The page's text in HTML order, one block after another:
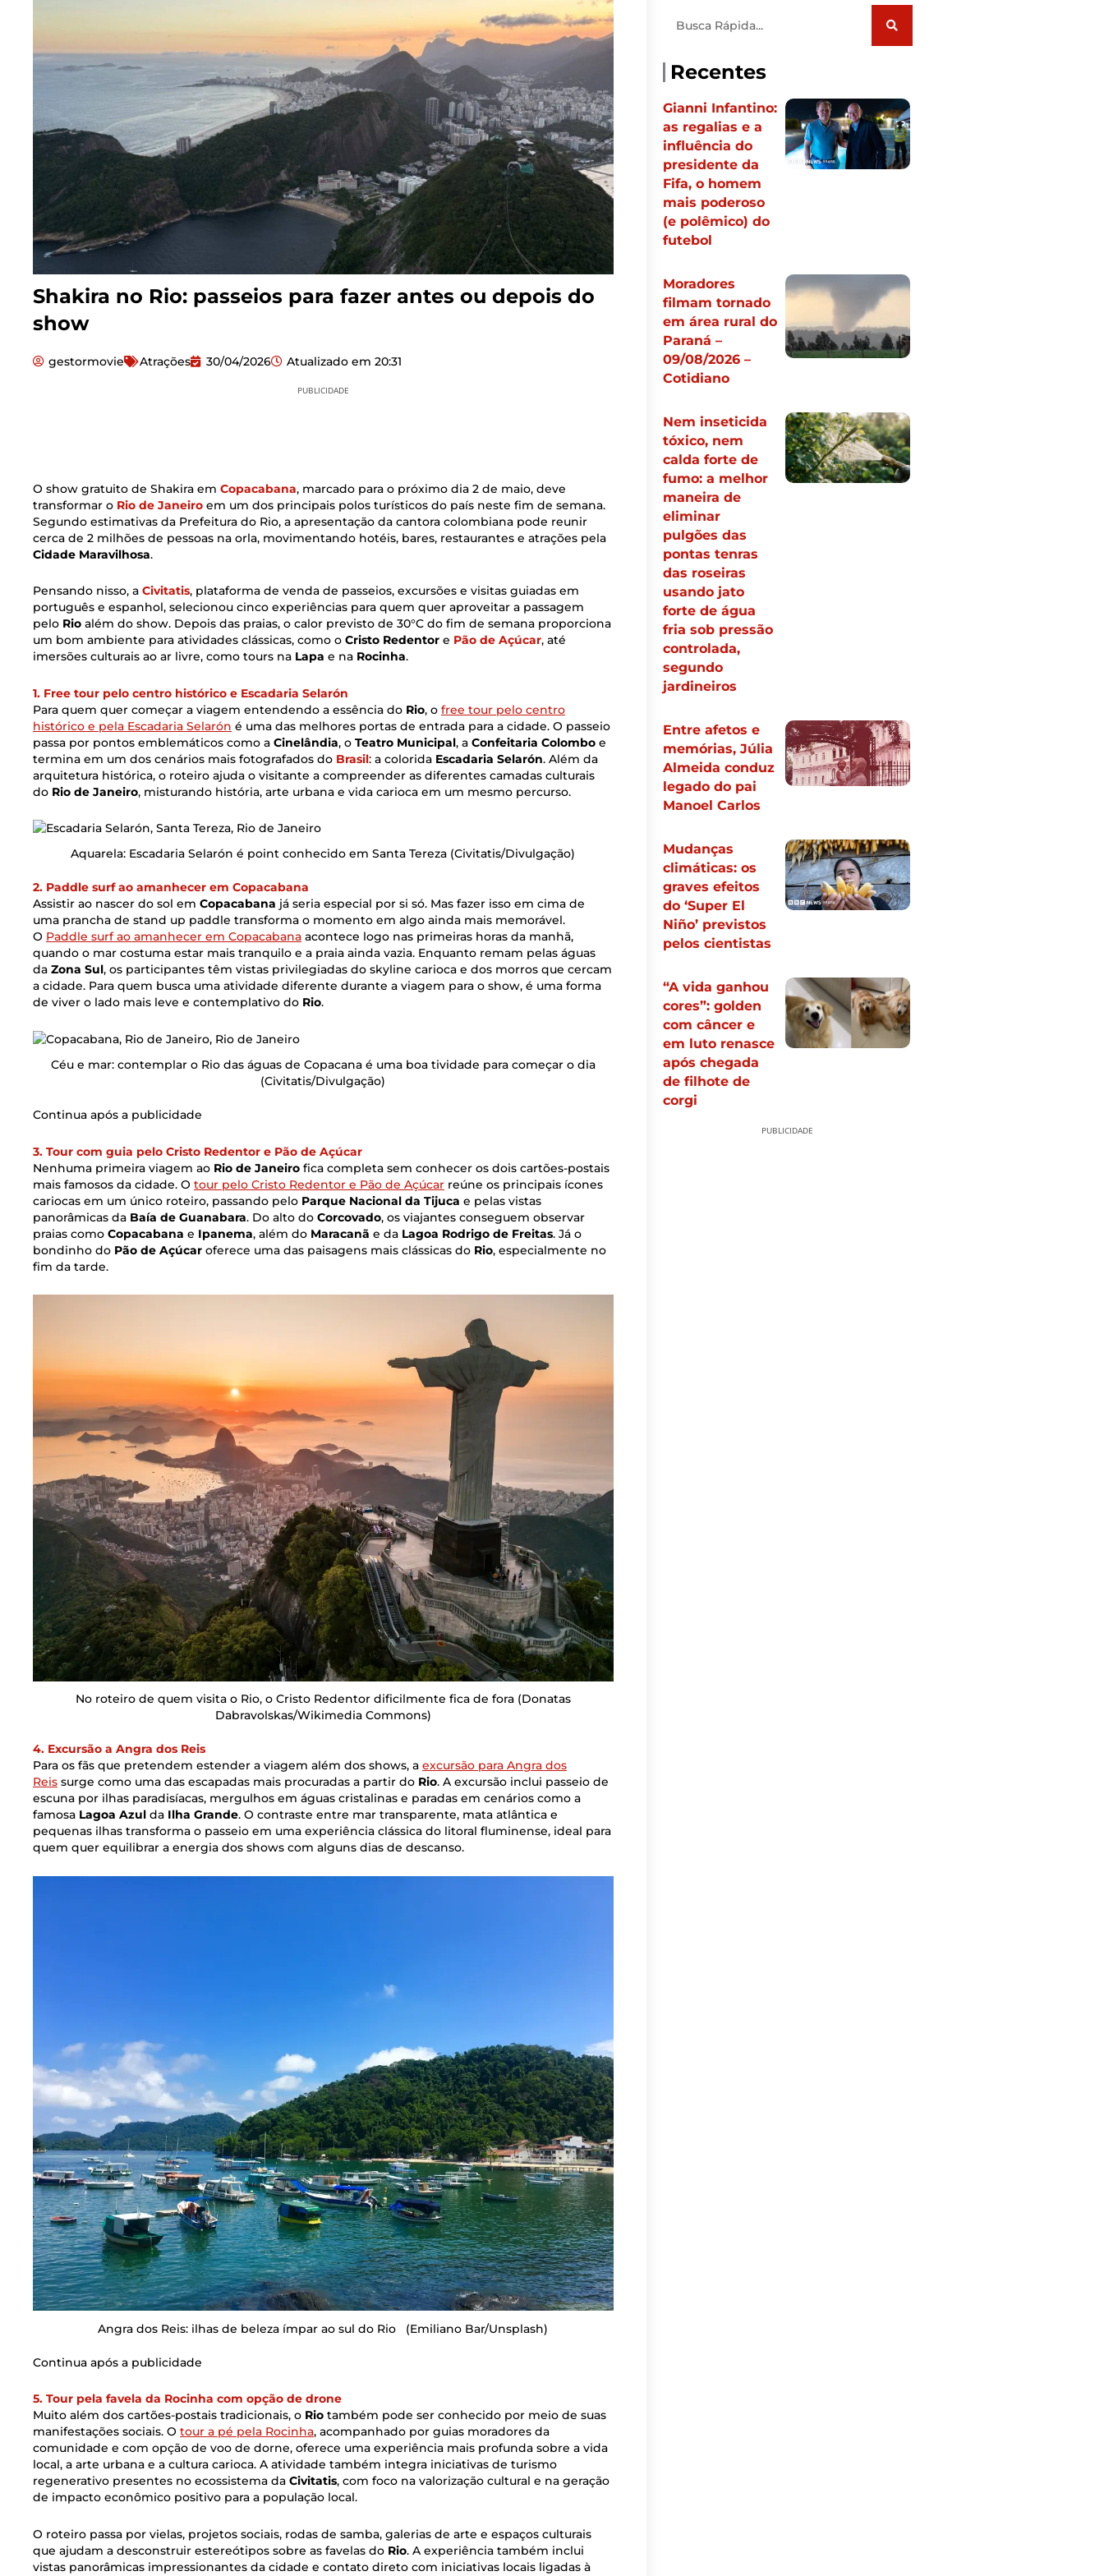
Shakira no Rio: passeios para fazer antes ou depois do
show
gestormovie Atrações 30/04/2026 Atualizado em 20:31
PUBLICIDADE
O show gratuito de Shakira em Copacabana, marcado para o próximo dia 2 de maio, deve
transformar o Rio de Janeiro em um dos principais polos turísticos do país neste fim de semana.
Segundo estimativas da Prefeitura do Rio, a apresentação da cantora colombiana pode reunir
cerca de 2 milhões de pessoas na orla, movimentando hotéis, bares, restaurantes e atrações pela
Cidade Maravilhosa.
Pensando nisso, a Civitatis, plataforma de venda de passeios, excursões e visitas guiadas em
português e espanhol, selecionou cinco experiências para quem quer aproveitar a passagem
pelo Rio além do show. Depois das praias, o calor previsto de 30°C do fim de semana proporciona
um bom ambiente para atividades clássicas, como o Cristo Redentor e Pão de Açúcar, até
imersões culturais ao ar livre, como tours na Lapa e na Rocinha.
1. Free tour pelo centro histórico e Escadaria Selarón
Para quem quer começar a viagem entendendo a essência do Rio, o free tour pelo centro
histórico e pela Escadaria Selarón é uma das melhores portas de entrada para a cidade. O passeio
passa por pontos emblemáticos como a Cinelândia, o Teatro Municipal, a Confeitaria Colombo e
termina em um dos cenários mais fotografados do Brasil: a colorida Escadaria Selarón. Além da
arquitetura histórica, o roteiro ajuda o visitante a compreender as diferentes camadas culturais
do Rio de Janeiro, misturando história, arte urbana e vida carioca em um mesmo percurso.
Aquarela: Escadaria Selarón é point conhecido em Santa Tereza (Civitatis/Divulgação)
2. Paddle surf ao amanhecer em Copacabana
Assistir ao nascer do sol em Copacabana já seria especial por si só. Mas fazer isso em cima de
uma prancha de stand up paddle transforma o momento em algo ainda mais memorável.
O Paddle surf ao amanhecer em Copacabana acontece logo nas primeiras horas da manhã,
quando o mar costuma estar mais tranquilo e a praia ainda vazia. Enquanto remam pelas águas
da Zona Sul, os participantes têm vistas privilegiadas do skyline carioca e dos morros que cercam
a cidade. Para quem busca uma atividade diferente durante a viagem para o show, é uma forma
de viver o lado mais leve e contemplativo do Rio.
Céu e mar: contemplar o Rio das águas de Copacana é uma boa tividade para começar o dia
(Civitatis/Divulgação)
Continua após a publicidade
3. Tour com guia pelo Cristo Redentor e Pão de Açúcar
Nenhuma primeira viagem ao Rio de Janeiro fica completa sem conhecer os dois cartões-postais
mais famosos da cidade. O tour pelo Cristo Redentor e Pão de Açúcar reúne os principais ícones
cariocas em um único roteiro, passando pelo Parque Nacional da Tijuca e pelas vistas
panorâmicas da Baía de Guanabara. Do alto do Corcovado, os viajantes conseguem observar
praias como Copacabana e Ipanema, além do Maracanã e da Lagoa Rodrigo de Freitas. Já o
bondinho do Pão de Açúcar oferece uma das paisagens mais clássicas do Rio, especialmente no
fim da tarde.
No roteiro de quem visita o Rio, o Cristo Redentor dificilmente fica de fora (Donatas
Dabravolskas/Wikimedia Commons)
4. Excursão a Angra dos Reis
Para os fãs que pretendem estender a viagem além dos shows, a excursão para Angra dos
Reis surge como uma das escapadas mais procuradas a partir do Rio. A excursão inclui passeio de
escuna por ilhas paradisíacas, mergulhos em águas cristalinas e paradas em cenários como a
famosa Lagoa Azul da Ilha Grande. O contraste entre mar transparente, mata atlântica e
pequenas ilhas transforma o passeio em uma experiência clássica do litoral fluminense, ideal para
quem quer equilibrar a energia dos shows com alguns dias de descanso.
Angra dos Reis: ilhas de beleza ímpar ao sul do Rio (Emiliano Bar/Unsplash)
Continua após a publicidade
5. Tour pela favela da Rocinha com opção de drone
Muito além dos cartões-postais tradicionais, o Rio também pode ser conhecido por meio de suas
manifestações sociais. O tour a pé pela Rocinha, acompanhado por guias moradores da
comunidade e com opção de voo de dorne, oferece uma experiência mais profunda sobre a vida
local, a arte urbana e a cultura carioca. A atividade também integra iniciativas de turismo
regenerativo presentes no ecossistema da Civitatis, com foco na valorização cultural e na geração
de impacto econômico positivo para a população local.
O roteiro passa por vielas, projetos sociais, rodas de samba, galerias de arte e espaços culturais
que ajudam a desconstruir estereótipos sobre as favelas do Rio. A experiência também inclui
vistas panorâmicas impressionantes da cidade e contato direto com iniciativas locais ligadas à
Recentes
Gianni Infantino:
as regalias e a
influência do
presidente da
Fifa, o homem
mais poderoso
(e polêmico) do
futebol
Moradores
filmam tornado
em área rural do
Paraná –
09/08/2026 –
Cotidiano
Nem inseticida
tóxico, nem
calda forte de
fumo: a melhor
maneira de
eliminar
pulgões das
pontas tenras
das roseiras
usando jato
forte de água
fria sob pressão
controlada,
segundo
jardineiros
Entre afetos e
memórias, Júlia
Almeida conduz
legado do pai
Manoel Carlos
Mudanças
climáticas: os
graves efeitos
do ‘Super El
Niño’ previstos
pelos cientistas
“A vida ganhou
cores”: golden
com câncer e
em luto renasce
após chegada
de filhote de
corgi
PUBLICIDADE